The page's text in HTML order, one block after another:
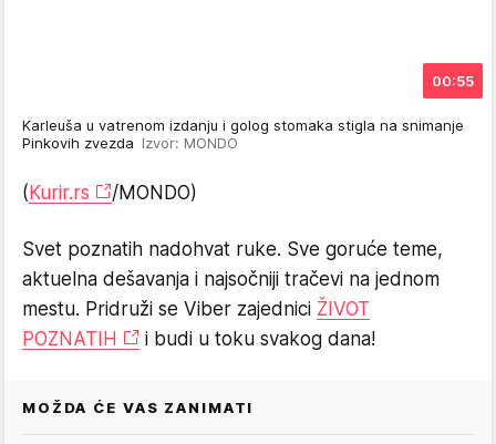
00:55
Karleuša u vatrenom izdanju i golog stomaka stigla na snimanje
Pinkovih zvezda Izvor: MONDO
(Kurir.rs /MONDO)
Svet poznatih nadohvat ruke. Sve goruće teme,
aktuelna dešavanja i najsočniji tračevi na jednom
mestu. Pridruži se Viber zajednici ŽIVOT
POZNATIH
i budi u toku svakog dana!
MOŽDA ĆE VAS ZANIMATI